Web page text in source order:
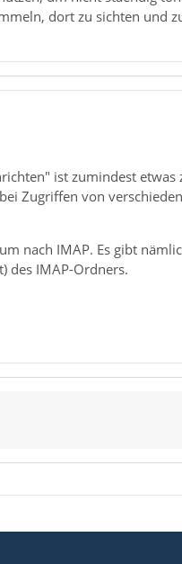
dort zu sichten und
ist zumindest
Zugriffen von
nach IMAP. Es gibt
des IMAP-Ordners.